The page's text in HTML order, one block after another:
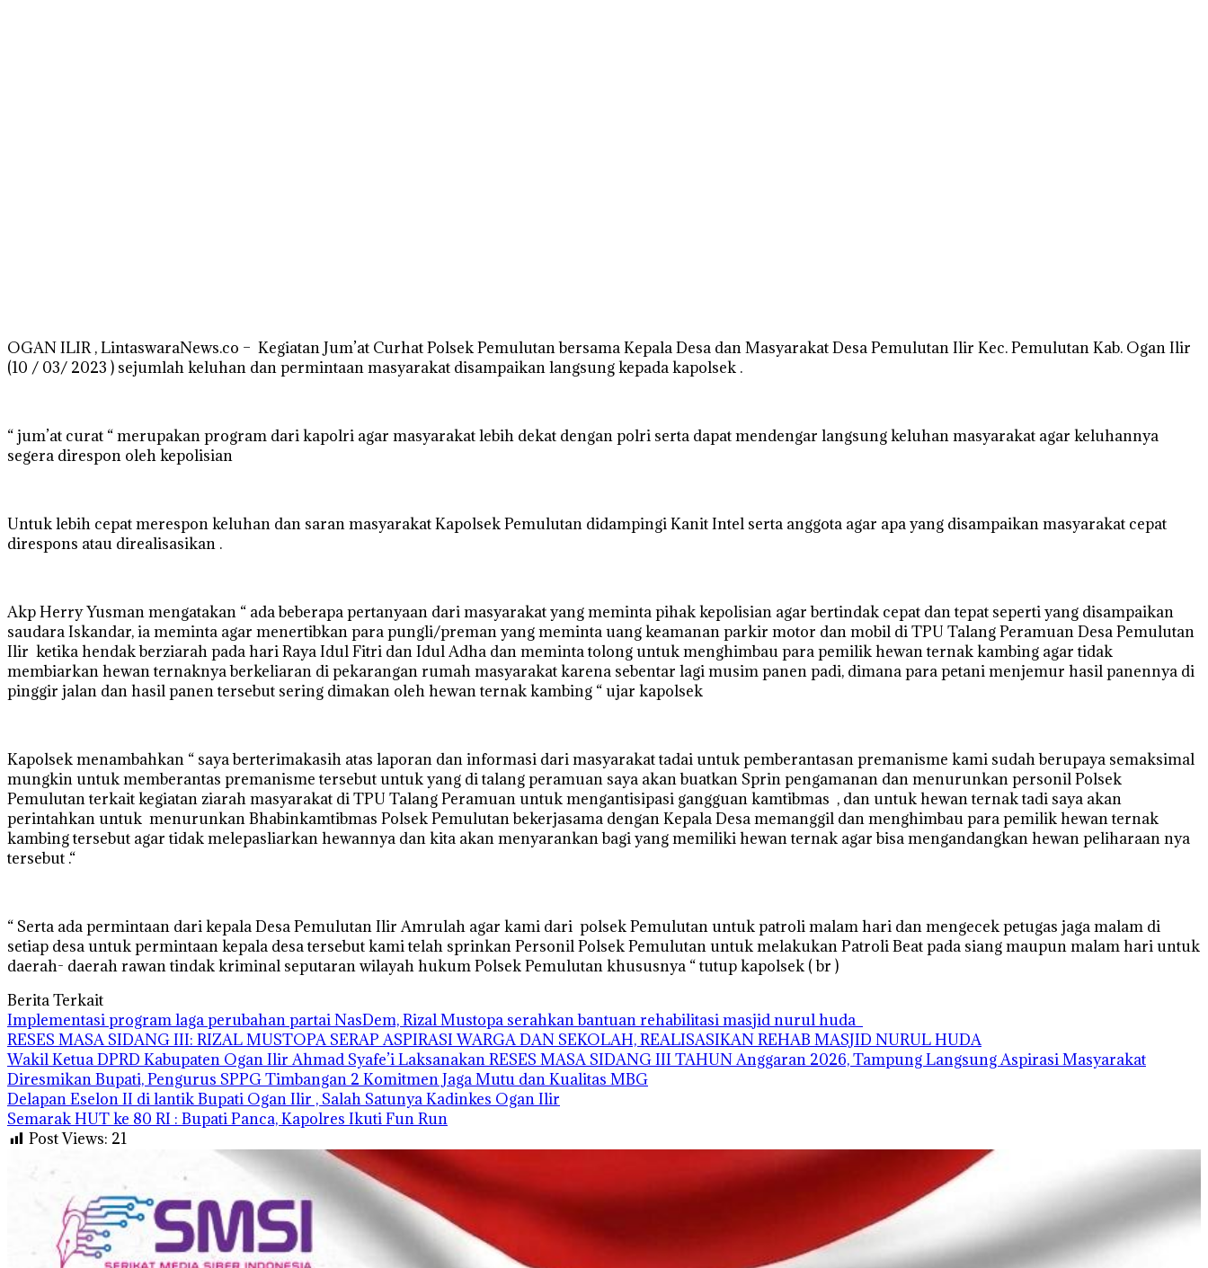
OGAN ILIR , LintaswaraNews.co – Kegiatan Jum’at Curhat Polsek Pemulutan bersama Kepala Desa dan Masyarakat Desa Pemulutan Ilir Kec. Pemulutan Kab. Ogan Ilir
(10 / 03/ 2023 ) sejumlah keluhan dan permintaan masyarakat disampaikan langsung kepada kapolsek .
“ jum’at curat “ merupakan program dari kapolri agar masyarakat lebih dekat dengan polri serta dapat mendengar langsung keluhan masyarakat agar keluhannya
segera direspon oleh kepolisian
Untuk lebih cepat merespon keluhan dan saran masyarakat Kapolsek Pemulutan didampingi Kanit Intel serta anggota agar apa yang disampaikan masyarakat cepat
direspons atau direalisasikan .
Akp Herry Yusman mengatakan “ ada beberapa pertanyaan dari masyarakat yang meminta pihak kepolisian agar bertindak cepat dan tepat seperti yang disampaikan
saudara Iskandar, ia meminta agar menertibkan para pungli/preman yang meminta uang keamanan parkir motor dan mobil di TPU Talang Peramuan Desa Pemulutan
Ilir ketika hendak berziarah pada hari Raya Idul Fitri dan Idul Adha dan meminta tolong untuk menghimbau para pemilik hewan ternak kambing agar tidak
membiarkan hewan ternaknya berkeliaran di pekarangan rumah masyarakat karena sebentar lagi musim panen padi, dimana para petani menjemur hasil panennya di
pinggir jalan dan hasil panen tersebut sering dimakan oleh hewan ternak kambing “ ujar kapolsek
Kapolsek menambahkan “ saya berterimakasih atas laporan dan informasi dari masyarakat tadai untuk pemberantasan premanisme kami sudah berupaya semaksimal
mungkin untuk memberantas premanisme tersebut untuk yang di talang peramuan saya akan buatkan Sprin pengamanan dan menurunkan personil Polsek
Pemulutan terkait kegiatan ziarah masyarakat di TPU Talang Peramuan untuk mengantisipasi gangguan kamtibmas , dan untuk hewan ternak tadi saya akan
perintahkan untuk menurunkan Bhabinkamtibmas Polsek Pemulutan bekerjasama dengan Kepala Desa memanggil dan menghimbau para pemilik hewan ternak
kambing tersebut agar tidak melepasliarkan hewannya dan kita akan menyarankan bagi yang memiliki hewan ternak agar bisa mengandangkan hewan peliharaan nya
tersebut .“
“ Serta ada permintaan dari kepala Desa Pemulutan Ilir Amrulah agar kami dari polsek Pemulutan untuk patroli malam hari dan mengecek petugas jaga malam di
setiap desa untuk permintaan kepala desa tersebut kami telah sprinkan Personil Polsek Pemulutan untuk melakukan Patroli Beat pada siang maupun malam hari untuk
daerah- daerah rawan tindak kriminal seputaran wilayah hukum Polsek Pemulutan khususnya “ tutup kapolsek ( br )
Berita Terkait
Implementasi program laga perubahan partai NasDem, Rizal Mustopa serahkan bantuan rehabilitasi masjid nurul huda
RESES MASA SIDANG III: RIZAL MUSTOPA SERAP ASPIRASI WARGA DAN SEKOLAH, REALISASIKAN REHAB MASJID NURUL HUDA
Wakil Ketua DPRD Kabupaten Ogan Ilir Ahmad Syafe’i Laksanakan RESES MASA SIDANG III TAHUN Anggaran 2026, Tampung Langsung Aspirasi Masyarakat
Diresmikan Bupati, Pengurus SPPG Timbangan 2 Komitmen Jaga Mutu dan Kualitas MBG
Delapan Eselon II di lantik Bupati Ogan Ilir , Salah Satunya Kadinkes Ogan Ilir
Semarak HUT ke 80 RI : Bupati Panca, Kapolres Ikuti Fun Run
Post Views: 21